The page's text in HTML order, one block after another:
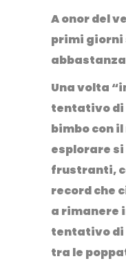
A onor del
primi giorni
Una volta
tentativo di
bimbo con
esplorare si
frustranti,
record che
a rimanere
tentativo di
tra le